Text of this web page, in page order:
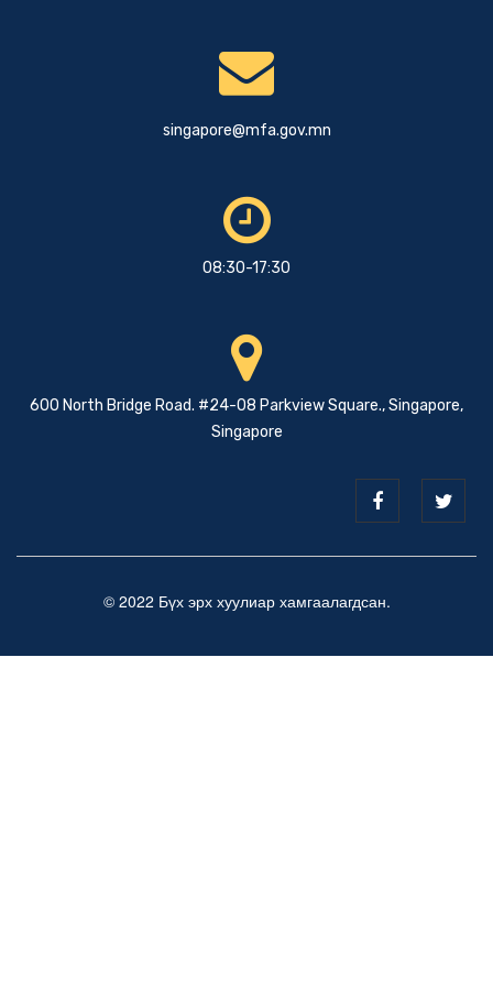
singapore@mfa.gov.mn
08:30-17:30
600 North Bridge Road. #24-08 Parkview Square., Singapore,
Singapore
© 2022 Бүх эрх хуулиар хамгаалагдсан.